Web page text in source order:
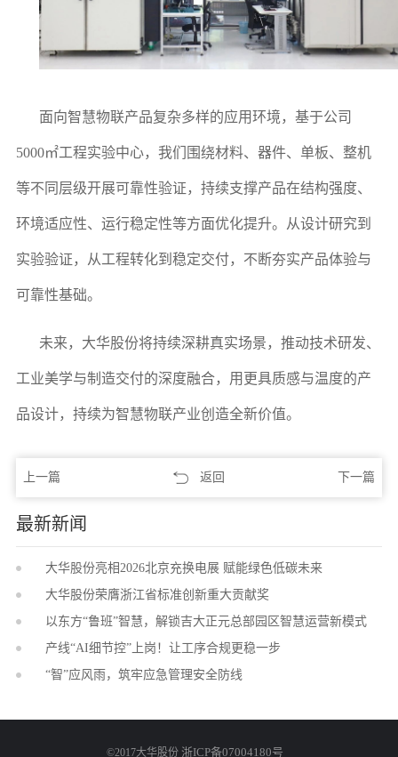
面向智慧物联产品复杂多样的应用环境，基于公司
5000㎡工程实验中心，我们围绕材料、器件、单板、整机
等不同层级开展可靠性验证，持续支撑产品在结构强度、
环境适应性、运行稳定性等方面优化提升。从设计研究到
实验验证，从工程转化到稳定交付，不断夯实产品体验与
可靠性基础。
未来，大华股份将持续深耕真实场景，推动技术研发、
工业美学与制造交付的深度融合，用更具质感与温度的产
品设计，持续为智慧物联产业创造全新价值。
上一篇 返回 下一篇
最新新闻
大华股份亮相2026北京充换电展 赋能绿色低碳未来
大华股份荣膺浙江省标准创新重大贡献奖
以东方“鲁班”智慧，解锁吉大正元总部园区智慧运营新模式
产线“AI细节控”上岗！让工序合规更稳一步
“智”应风雨，筑牢应急管理安全防线
©2017大华股份 浙ICP备07004180号